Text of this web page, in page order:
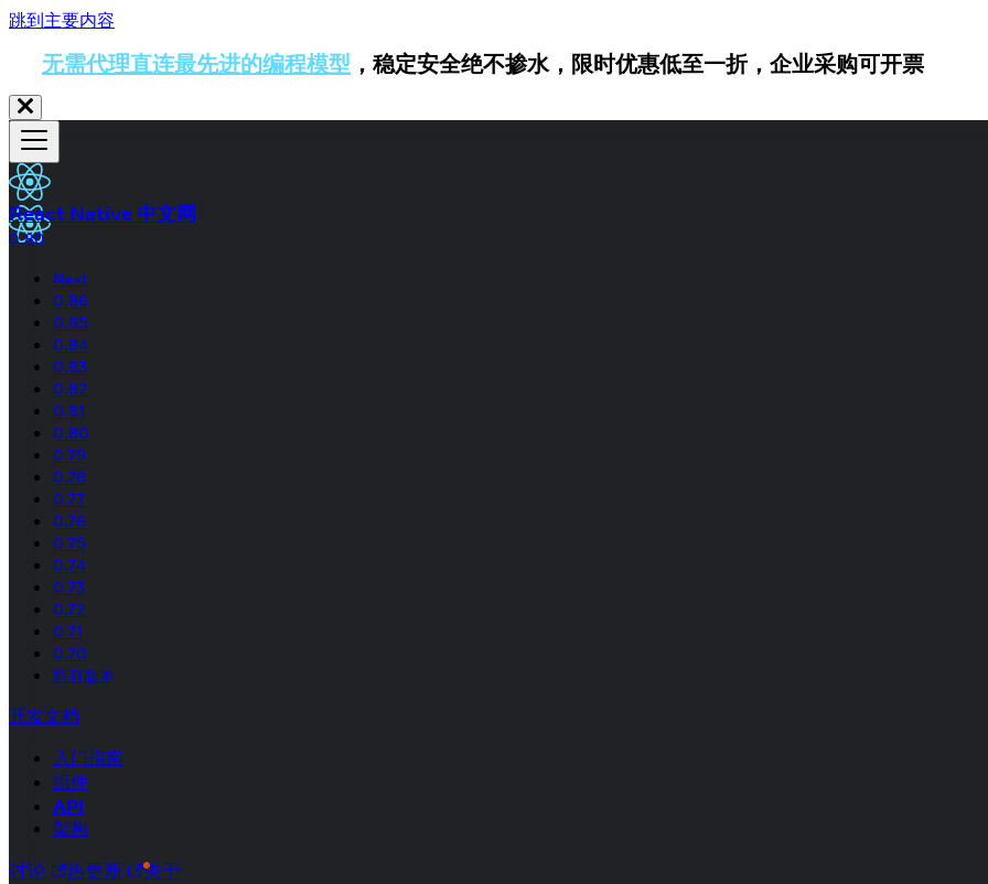
跳到主要内容
无需代理直连最先进的编程模型 ，稳定安全绝不掺水，限时优惠低至一折，企业采购可开票
React Native 中文网
0.80
Next
0.86
0.85
0.84
0.83
0.82
0.81
0.80
0.79
0.78
0.77
0.76
0.75
0.74
0.73
0.72
0.71
0.70
所有版本
开发文档
入门指南
组件
API
架构
讨论 热更新 关于